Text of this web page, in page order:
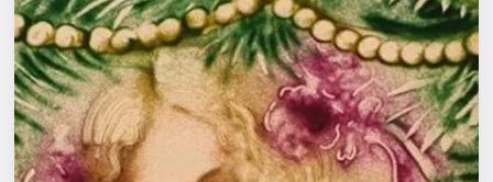
Выставки
Квесты
Экскурсии
Спорт